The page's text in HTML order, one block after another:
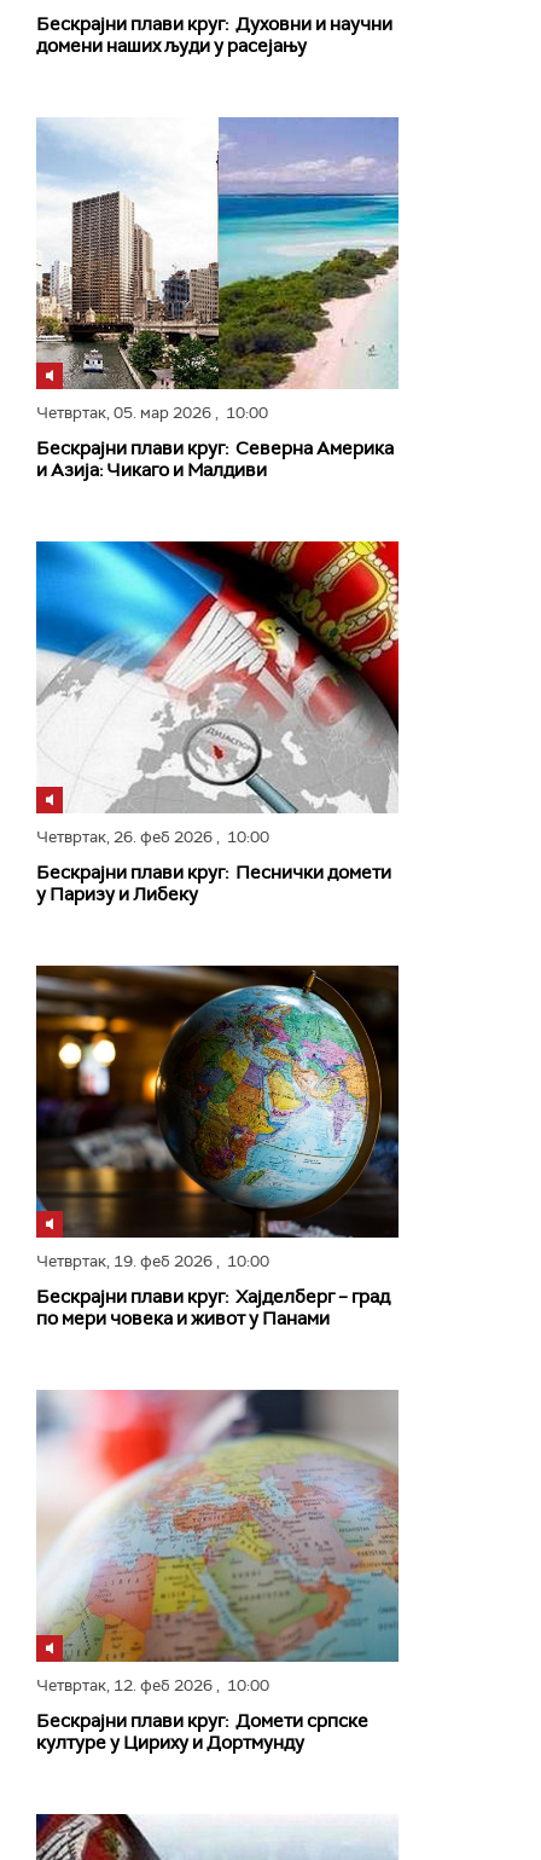
Бескрајни плави круг: Духовни и научни
домени наших људи у расејању
Четвртак,05. мар 2026, 10:00
Бескрајни плави круг: Северна Америка
и Азија: Чикаго и Малдиви
Четвртак,26. феб 2026, 10:00
Бескрајни плави круг: Песнички домети
у Паризу и Либеку
Четвртак, 19. феб 2026, 10:00
Бескрајни плави круг: Хајделберг – град
по мери човека и живот у Панами
Четвртак, 12. феб 2026, 10:00
Бескрајни плави круг: Домети српске
културе у Цириху и Дортмунду